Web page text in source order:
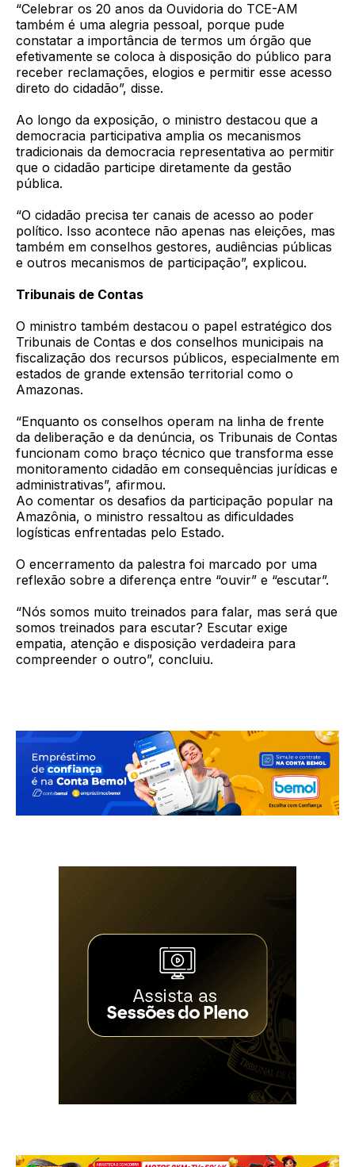
“Celebrar os 20 anos da Ouvidoria do TCE-AM
também é uma alegria pessoal, porque pude
constatar a importância de termos um órgão que
efetivamente se coloca à disposição do público para
receber reclamações, elogios e permitir esse acesso
direto do cidadão”, disse.
Ao longo da exposição, o ministro destacou que a
democracia participativa amplia os mecanismos
tradicionais da democracia representativa ao permitir
que o cidadão participe diretamente da gestão
pública.
“O cidadão precisa ter canais de acesso ao poder
político. Isso acontece não apenas nas eleições, mas
também em conselhos gestores, audiências públicas
e outros mecanismos de participação”, explicou.
Tribunais de Contas
O ministro também destacou o papel estratégico dos
Tribunais de Contas e dos conselhos municipais na
fiscalização dos recursos públicos, especialmente em
estados de grande extensão territorial como o
Amazonas.
“Enquanto os conselhos operam na linha de frente
da deliberação e da denúncia, os Tribunais de Contas
funcionam como braço técnico que transforma esse
monitoramento cidadão em consequências jurídicas e
administrativas”, afirmou.
Ao comentar os desafios da participação popular na
Amazônia, o ministro ressaltou as dificuldades
logísticas enfrentadas pelo Estado.
O encerramento da palestra foi marcado por uma
reflexão sobre a diferença entre “ouvir” e “escutar”.
“Nós somos muito treinados para falar, mas será que
somos treinados para escutar? Escutar exige
empatia, atenção e disposição verdadeira para
compreender o outro”, concluiu.